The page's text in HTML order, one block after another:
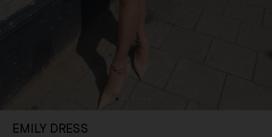
EMILY DRESS